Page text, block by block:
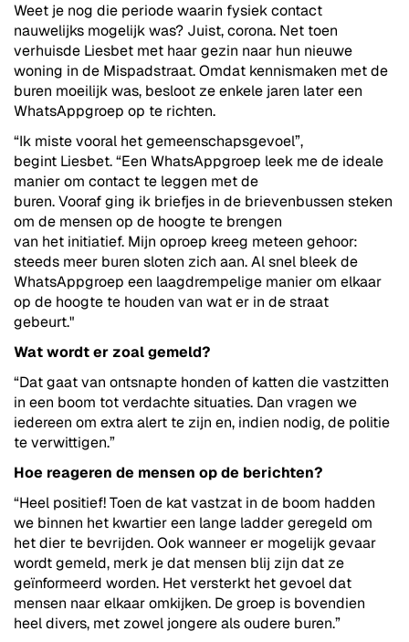
Weet je nog die periode waarin fysiek contact
nauwelijks mogelijk was? Juist, corona. Net toen
verhuisde Liesbet met haar gezin naar hun nieuwe
woning in de Mispadstraat. Omdat kennismaken met de
buren moeilijk was, besloot ze enkele jaren later een
WhatsAppgroep op te richten.
“Ik miste vooral het gemeenschapsgevoel”,
begint Liesbet. “Een WhatsAppgroep leek me de ideale
manier om contact te leggen met de
buren. Vooraf ging ik briefjes in de brievenbussen steken
om de mensen op de hoogte te brengen
van het initiatief. Mijn oproep kreeg meteen gehoor:
steeds meer buren sloten zich aan. Al snel bleek de
WhatsAppgroep een laagdrempelige manier om elkaar
op de hoogte te houden van wat er in de straat
gebeurt."
Wat wordt er zoal gemeld?
“Dat gaat van ontsnapte honden of katten die vastzitten
in een boom tot verdachte situaties. Dan vragen we
iedereen om extra alert te zijn en, indien nodig, de politie
te verwittigen.”
Hoe reageren de mensen op de berichten?
“Heel positief! Toen de kat vastzat in de boom hadden
we binnen het kwartier een lange ladder geregeld om
het dier te bevrijden. Ook wanneer er mogelijk gevaar
wordt gemeld, merk je dat mensen blij zijn dat ze
geïnformeerd worden. Het versterkt het gevoel dat
mensen naar elkaar omkijken. De groep is bovendien
heel divers, met zowel jongere als oudere buren.”